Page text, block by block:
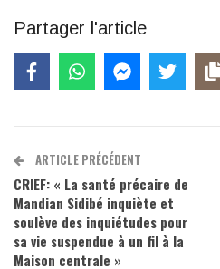
Partager l'article
ARTICLE PRÉCÉDENT
CRIEF: « La santé précaire de
Mandian Sidibé inquiète et
soulève des inquiétudes pour
sa vie suspendue à un fil à la
Maison centrale »